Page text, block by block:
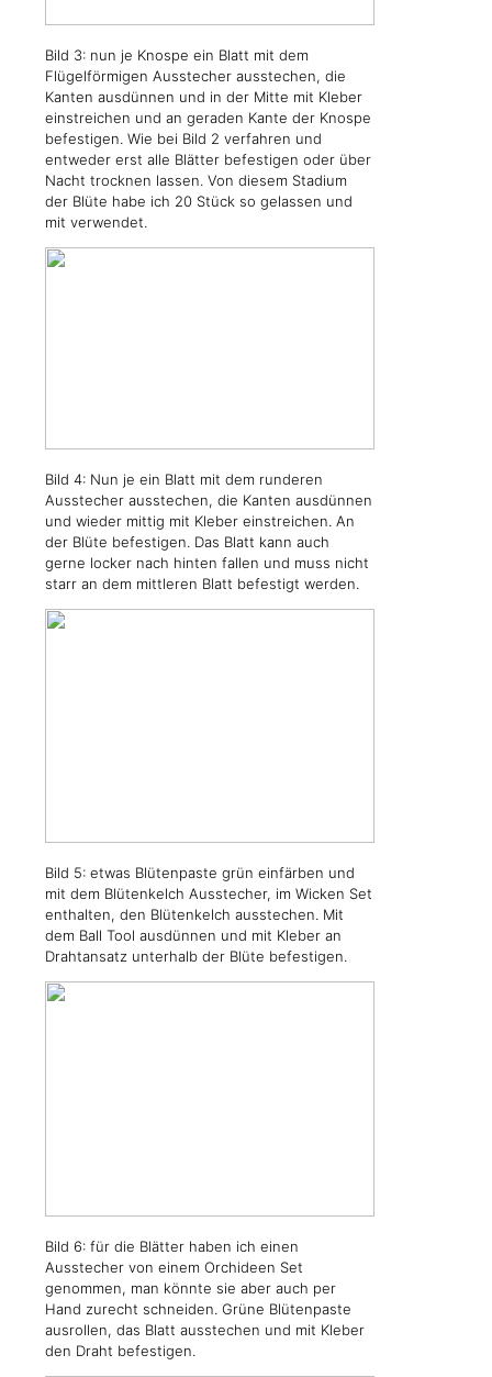
Bild 3: nun je Knospe ein Blatt mit dem
Flügelförmigen Ausstecher ausstechen, die
Kanten ausdünnen und in der Mitte mit Kleber
einstreichen und an geraden Kante der Knospe
befestigen. Wie bei Bild 2 verfahren und
entweder erst alle Blätter befestigen oder über
Nacht trocknen lassen. Von diesem Stadium
der Blüte habe ich 20 Stück so gelassen und
mit verwendet.
Bild 4: Nun je ein Blatt mit dem runderen
Ausstecher ausstechen, die Kanten ausdünnen
und wieder mittig mit Kleber einstreichen. An
der Blüte befestigen. Das Blatt kann auch
gerne locker nach hinten fallen und muss nicht
starr an dem mittleren Blatt befestigt werden.
Bild 5: etwas Blütenpaste grün einfärben und
mit dem Blütenkelch Ausstecher, im Wicken Set
enthalten, den Blütenkelch ausstechen. Mit
dem Ball Tool ausdünnen und mit Kleber an
Drahtansatz unterhalb der Blüte befestigen.
Bild 6: für die Blätter haben ich einen
Ausstecher von einem Orchideen Set
genommen, man könnte sie aber auch per
Hand zurecht schneiden. Grüne Blütenpaste
ausrollen, das Blatt ausstechen und mit Kleber
den Draht befestigen.